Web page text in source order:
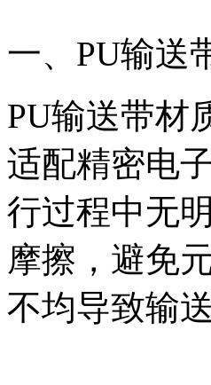
一、PU输送
PU输送带材
适配精密电
行过程中无
摩擦，避免
不均导致输